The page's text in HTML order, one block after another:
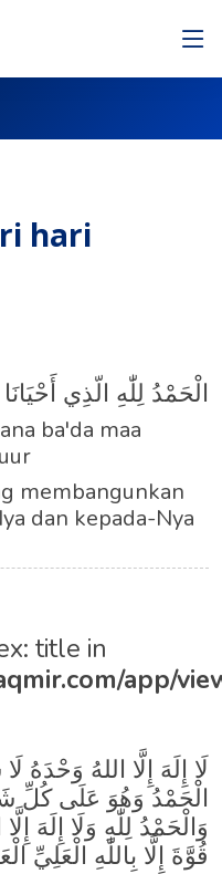
hari
الْحَمْدُ لِلّٰهِ الّذِي
ba'da maa
membangunkan
dan kepada-Nya
title in
app/
لَا إِلَهَ إِلَّا اللهُ وَحْدَهُ
الْحَمْدُ وَهُوَ عَلَى كُلِّ
وَالْحَمْدُ لِلّٰهِ وَلَا إِلَهَ
قُوَّةَ إِلَّا بِاللّٰهِ الْعَلِيِّ